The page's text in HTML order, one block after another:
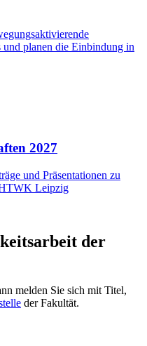
planen die Einbindung in
2027
und Präsentationen zu
HTWK Leipzig
der
melden Sie sich mit Titel,
der Fakultät.